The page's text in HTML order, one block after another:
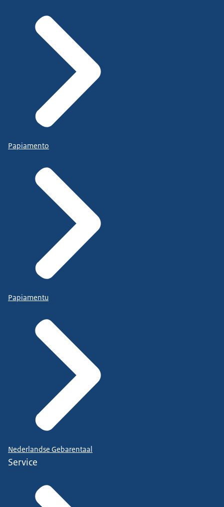
nummer moet bellen.
Maar dat je gewoon je advocaat kan bellen.
En dat die met heldere antwoorden kan komen op
de vragen die je hebt.
Papiamento
Papiamentu
Nederlandse Gebarentaal
Service